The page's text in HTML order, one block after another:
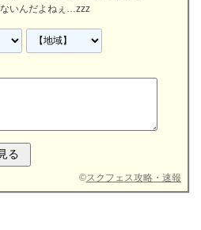
いんだよねぇ…zzz
©スクフェス攻略・速報